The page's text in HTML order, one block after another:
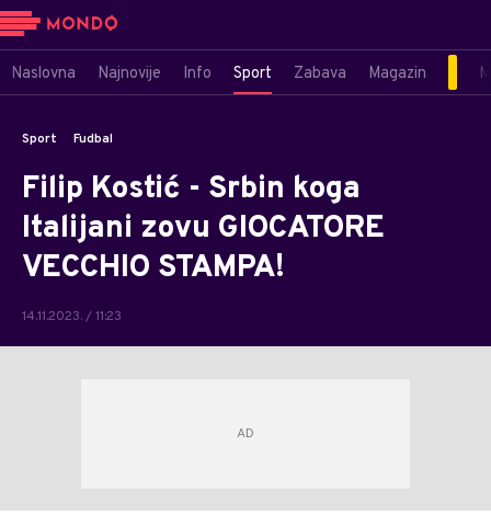
Naslovna Najnovije Info Sport Zabava Magazin
Sport Fudbal
Filip Kostić - Srbin koga
Italijani zovu GIOCATORE
VECCHIO STAMPA!
14.11.2023. / 11:23